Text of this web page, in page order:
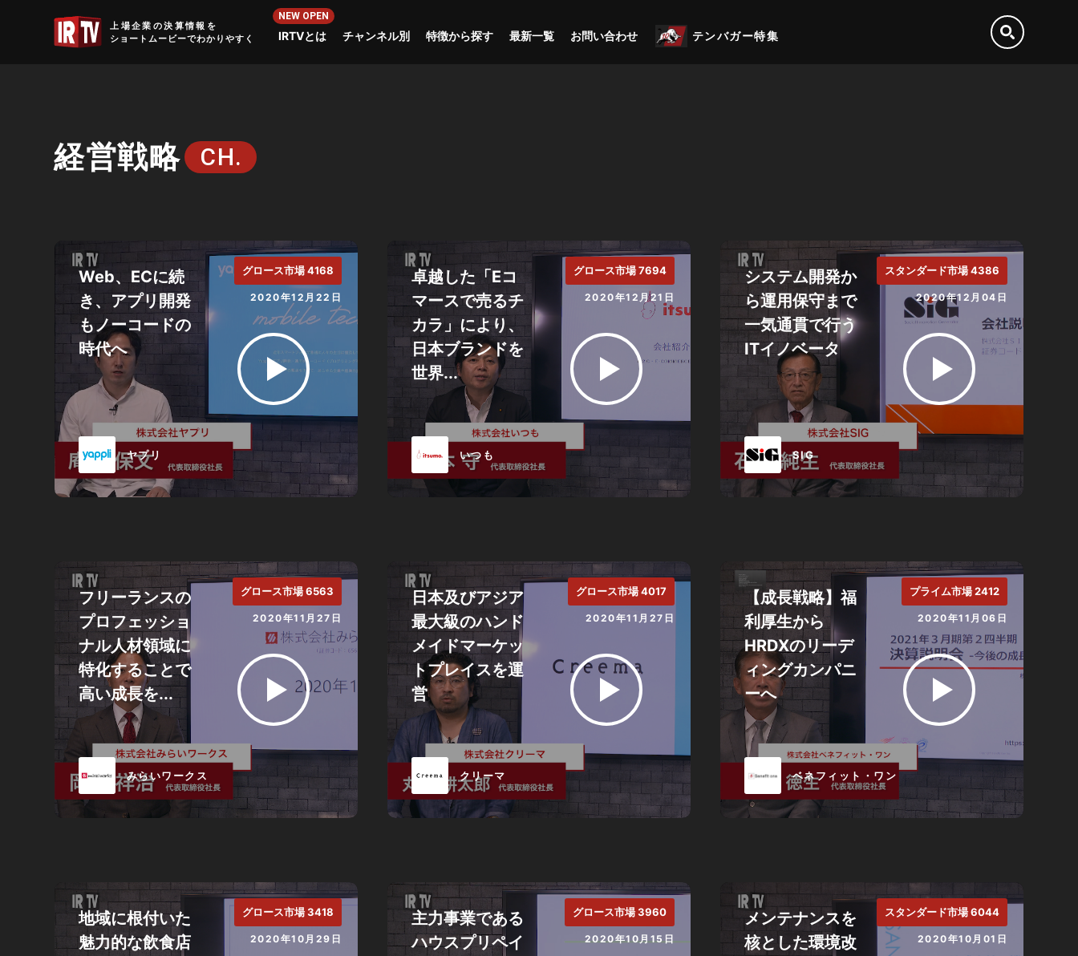
上場企業の決算情報を
ショートムービーでわかりやすく
IRTVとは チャンネル別 特徴から探す 最新一覧 お問い合わせ テンバガー特集
経営戦略 CH.
グロース市場 4168
2020年12月22日
ヤプリ
Web、ECに続
き、アプリ開発
もノーコードの
時代へ
グロース市場 7694
2020年12月21日
いつも
卓越した「Eコ
マースで売るチ
カラ」により、
日本ブランドを
世界...
スタンダード市場 4386
2020年12月04日
SIG
システム開発か
ら運用保守まで
一気通貫で行う
ITイノベータ
グロース市場 6563
2020年11月27日
みらいワークス
フリーランスの
プロフェッショ
ナル人材領域に
特化することで
高い成長を...
グロース市場 4017
2020年11月27日
クリーマ
日本及びアジア
最大級のハンド
メイドマーケッ
トプレイスを運
営
プライム市場 2412
2020年11月06日
ベネフィット・ワン
【成長戦略】福
利厚生から
HRDXのリーデ
ィングカンパニ
ーへ
グロース市場 3418
2020年10月29日
地域に根付いた
魅力的な飲食店
グロース市場 3960
2020年10月15日
主力事業である
ハウスプリペイ
スタンダード市場 6044
2020年10月01日
メンテナンスを
核とした環境改